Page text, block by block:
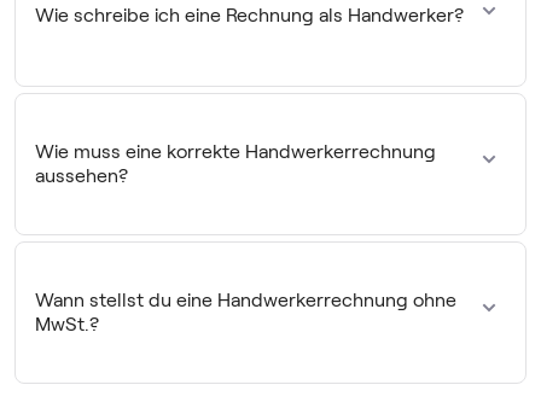
Wie schreibe ich eine Rechnung als Handwerker?
Als Handwerker musst du wie jeder andere Unternehmer
Name und Anschrift deines Kunden
eine fortlaufende Rechnungsnummer
Wie muss eine korrekte Handwerkerrechnung
aussehen?
Eine korrekte Handwerkerrechnung muss übersichtlich
aufgelistet sind. Idealerweise trennst du Arbeitsstunden
Wann stellst du eine Handwerkerrechnung ohne
MwSt.?
Du kannst eine Rechnung ohne Mehrwert- bzw.